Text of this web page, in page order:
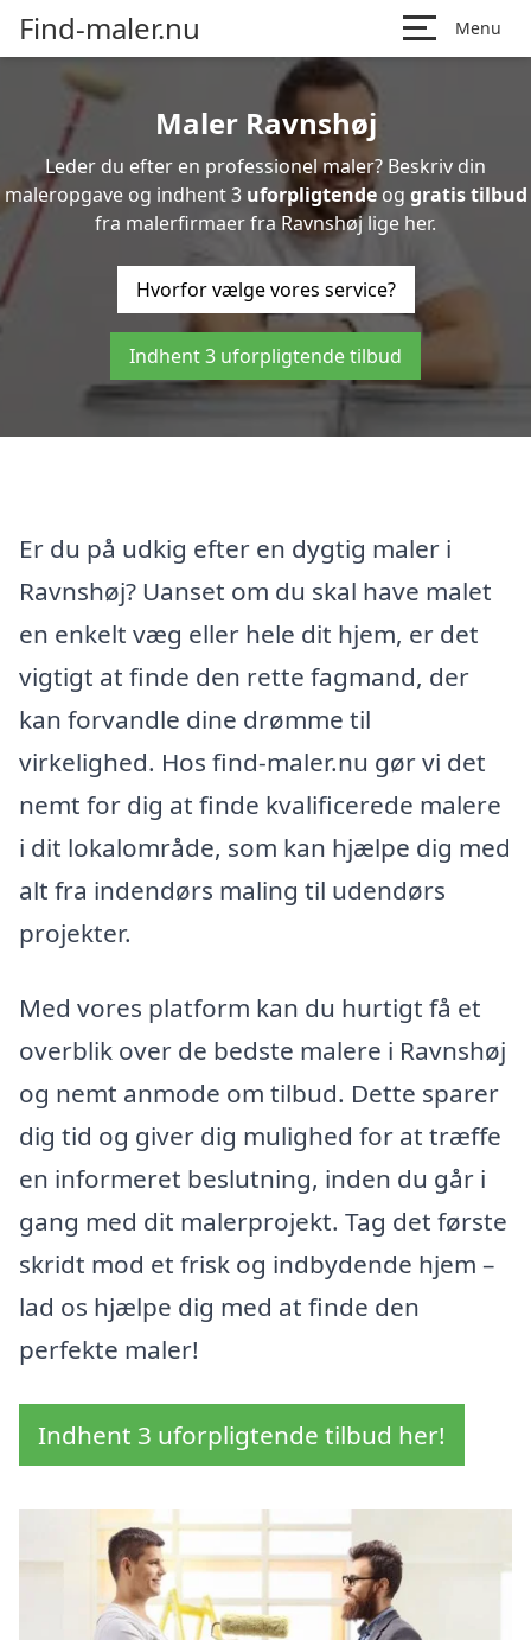
Find-maler.nu Menu
Maler Ravnshøj
Leder du efter en professionel maler? Beskriv din
maleropgave og indhent 3 uforpligtendeog gratis tilbud
fra malerfirmaer fra Ravnshøj lige her.
Hvorfor vælge vores service?
Indhent 3 uforpligtende tilbud
Er du på udkig efter en dygtig maler i
Ravnshøj? Uanset om du skal have malet
en enkelt væg eller hele dit hjem, er det
vigtigt at finde den rette fagmand, der
kan forvandle dine drømme til
virkelighed. Hos find-maler.nu gør vi det
nemt for dig at finde kvalificerede malere
i dit lokalområde, som kan hjælpe dig med
alt fra indendørs maling til udendørs
projekter.
Med vores platform kan du hurtigt få et
overblik over de bedste malere i Ravnshøj
og nemt anmode om tilbud. Dette sparer
dig tid og giver dig mulighed for at træffe
en informeret beslutning, inden du går i
gang med dit malerprojekt. Tag det første
skridt mod et frisk og indbydende hjem –
lad os hjælpe dig med at finde den
perfekte maler!
Indhent 3 uforpligtende tilbud her!